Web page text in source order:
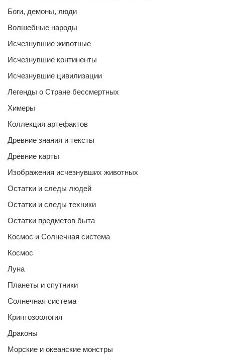
Боги, демоны, люди
Волшебные народы
Исчезнувшие животные
Исчезнувшие континенты
Исчезнувшие цивилизации
Легенды о Стране бессмертных
Химеры
Коллекция артефактов
Древние знания и тексты
Древние карты
Изображения исчезнувших животных
Остатки и следы людей
Остатки и следы техники
Остатки предметов быта
Космос и Солнечная система
Космос
Луна
Планеты и спутники
Солнечная система
Криптозоология
Драконы
Морские и океанские монстры